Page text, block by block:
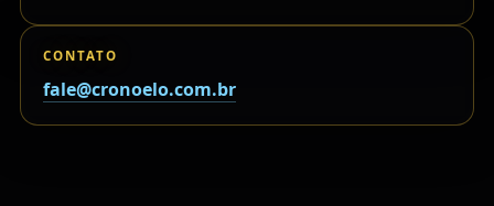
CONTATO
fale@cronoelo.com.br